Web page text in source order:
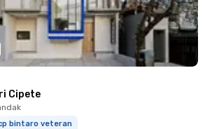
Cipete
bintaro veteran